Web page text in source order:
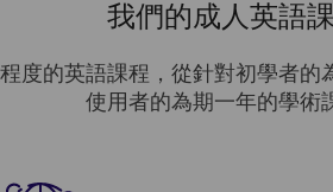
我們的成人英語
度的英語課程，從針對初學者
使用者的為期一年的學術